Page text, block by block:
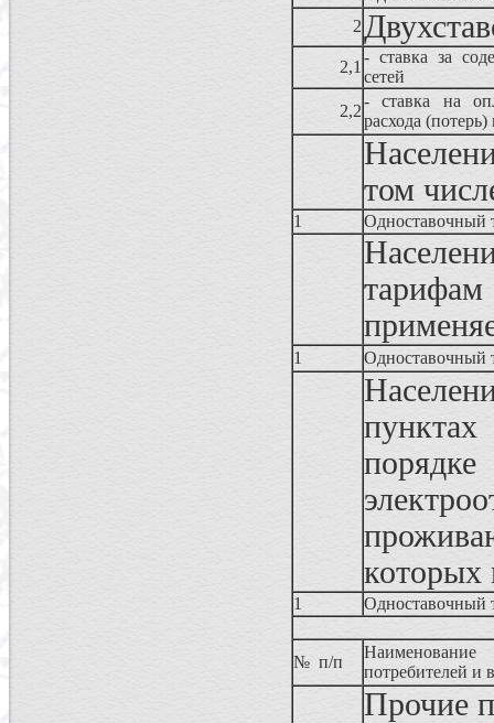
2
2,1
- ставка за
сетей
2,2
- ставка на
расхода (потерь)
том
1 Одноставочный
1 Одноставочный
1 Одноставочный
№ п/п
потребителей и
Прочие